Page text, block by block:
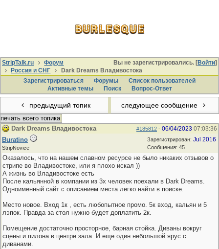
Вы не зарегистрировались. [Войти]
StripTalk.ru
Форум
Россия и СНГ
Dark Dreams Владивостока
Зарегистрироваться
Форумы
Список пользователей
Активные темы
Поиcк Вопрос-Ответ
предыдущий топик следующее сообщение
печать всего топика
#185812 - 06/04/2023 07:03:36
Dark Dreams Владивостока
Зарегистрирован: Jul 2016
Сообщения: 45
Buratino
StripNovice
Оказалось, что на нашем славном ресурсе не было никаких отзывов о
стрипе во Владивостоке, или я плохо искал ))
А жизнь во Владивостоке есть
После кальянной в компании из 3х человек поехали в Dark Dreams.
Одноименный сайт с описанием места легко найти в поиске.
Место новое. Вход 1к , есть любопытное промо. 5к вход, кальян и 5
лэпок. Правда за стол нужно будет доплатить 2к.
Помещение достаточно просторное, барная стойка. Диваны вокруг
сцены и пилона в центре зала. И еще один небольшой ярус с
диванами.